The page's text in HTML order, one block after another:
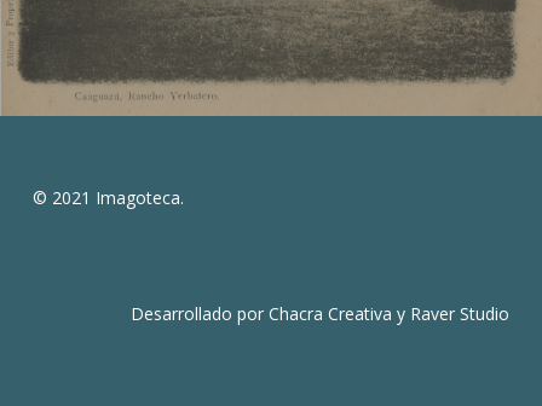
© 2021 Imagoteca.
Desarrollado porChacra Creativa y Raver Studio